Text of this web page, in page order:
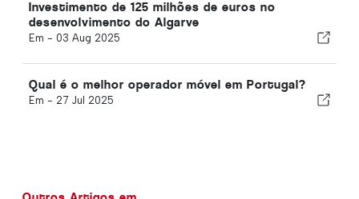
Investimento de 125 milhões de euros no
desenvolvimento do Algarve
Em - 03 Aug 2025
Qual é o melhor operador móvel em Portugal?
Em - 27 Jul 2025